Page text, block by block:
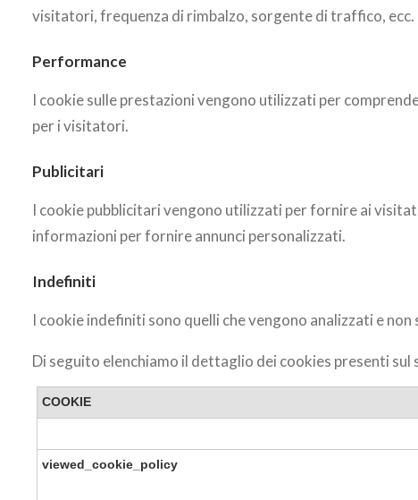
visitatori, frequenza di rimbalzo, sorgente di traffico, ecc.
Performance
I cookie sulle prestazioni vengono utilizzati per
per i visitatori.
Publicitari
I cookie pubblicitari vengono utilizzati per fornire ai
informazioni per fornire annunci personalizzati.
Indefiniti
I cookie indefiniti sono quelli che vengono analizzati e
Di seguito elenchiamo il dettaglio dei cookies presenti sul
COOKIE
viewed_cookie_policy